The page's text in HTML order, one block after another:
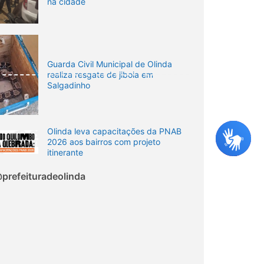
Guarda Civil Municipal de Olinda
realiza resgate de jiboia em
Salgadinho
Olinda leva capacitações da PNAB
2026 aos bairros com projeto
itinerante